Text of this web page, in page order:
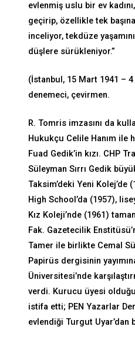
evlenmiş uslu bir ev
geçirip, özellikle tek
inceliyor, tekdüze
düşlere sürükleniyor.”
(İstanbul, 15 Mart 1941 –
denemeci, çevirmen.
R. Tomris imzasını da
Hukukçu Celile Hanım ile
Fuad Gedik’in kızı. CHP
Süleyman Sırrı Gedik
Taksim’deki Yeni
High School’da (1957),
Kız Koleji’nde (1961)
Fak. Gazetecilik
Tamer ile birlikte Cemal
Papirüs dergisinin
Üniversitesi’nde
verdi. Kurucu üyesi
istifa etti; PEN Yazarlar
evlendiği Turgut Uyar’dan